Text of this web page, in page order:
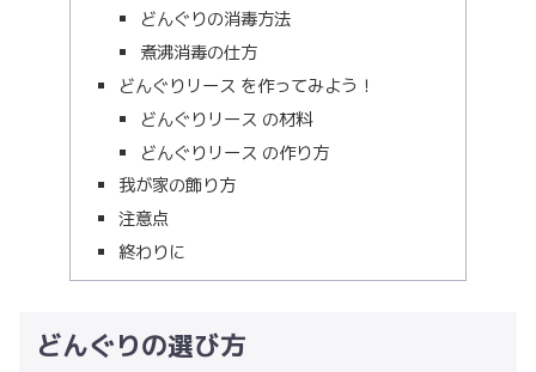
どんぐりの消毒方法
煮沸消毒の仕方
どんぐりリース を作ってみよう！
どんぐりリース の材料
どんぐりリース の作り方
我が家の飾り方
注意点
終わりに
どんぐりの選び方